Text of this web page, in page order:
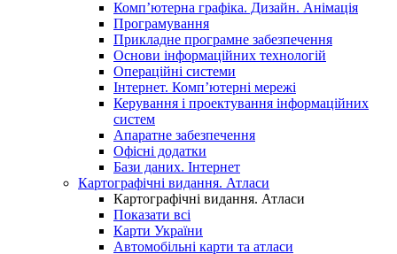
Комп’ютерна графіка. Дизайн. Анімація
Програмування
Прикладне програмне забезпечення
Основи інформаційних технологій
Операційні системи
Інтернет. Комп’ютерні мережі
Керування і проектування інформаційних
систем
Апаратне забезпечення
Офісні додатки
Бази даних. Інтернет
Картографічні видання. Атласи
Картографічні видання. Атласи
Показати всі
Карти України
Автомобільні карти та атласи